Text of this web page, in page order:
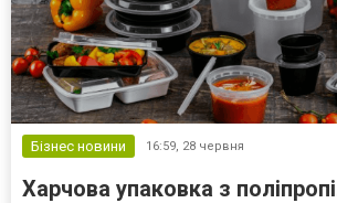
Бізнес новини 16:59, 28 червня
Харчова упаковка з